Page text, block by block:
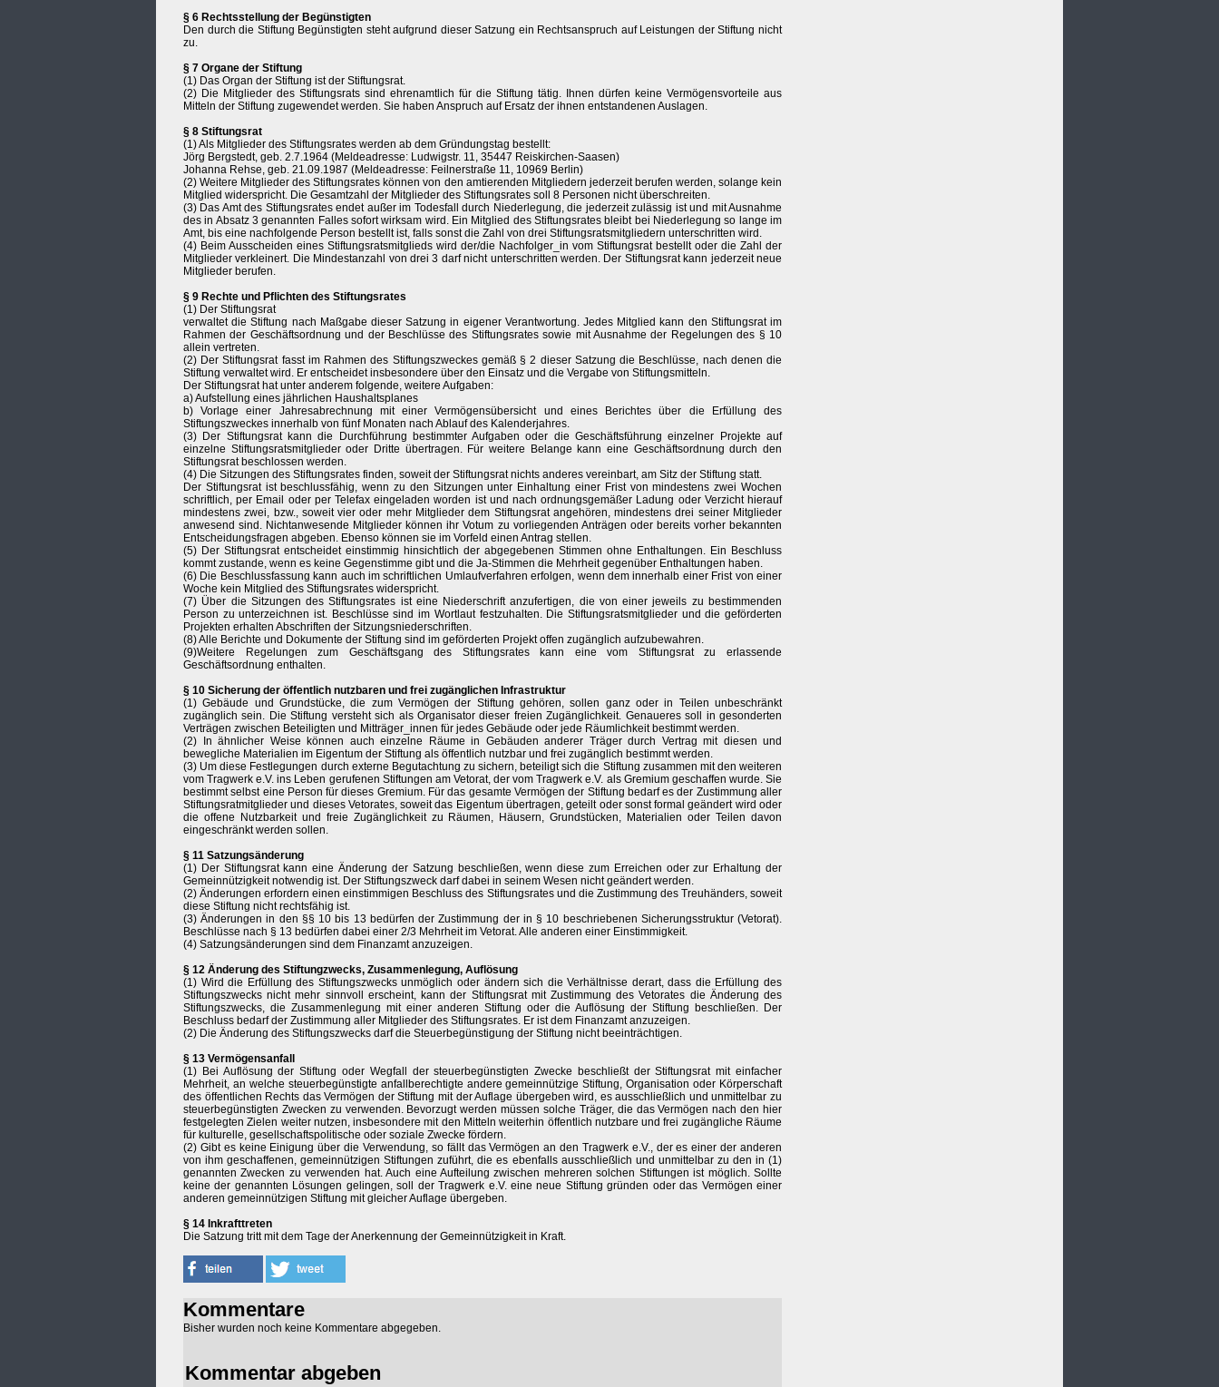
§ 6 Rechtsstellung der Begünstigten
Den durch die Stiftung Begünstigten steht aufgrund dieser Satzung ein Rechtsanspruch auf Leistungen der Stiftung nicht
zu.
§ 7 Organe der Stiftung
(1) Das Organ der Stiftung ist der Stiftungsrat.
(2) Die Mitglieder des Stiftungsrats sind ehrenamtlich für die Stiftung tätig. Ihnen dürfen keine Vermögensvorteile aus
Mitteln der Stiftung zugewendet werden. Sie haben Anspruch auf Ersatz der ihnen entstandenen Auslagen.
§ 8 Stiftungsrat
(1) Als Mitglieder des Stiftungsrates werden ab dem Gründungstag bestellt:
Jörg Bergstedt, geb. 2.7.1964 (Meldeadresse: Ludwigstr. 11, 35447 Reiskirchen-Saasen)
Johanna Rehse, geb. 21.09.1987 (Meldeadresse: Feilnerstraße 11, 10969 Berlin)
(2) Weitere Mitglieder des Stiftungsrates können von den amtierenden Mitgliedern jederzeit berufen werden, solange kein
Mitglied widerspricht. Die Gesamtzahl der Mitglieder des Stiftungsrates soll 8 Personen nicht überschreiten.
(3) Das Amt des Stiftungsrates endet außer im Todesfall durch Niederlegung, die jederzeit zulässig ist und mit Ausnahme
des in Absatz 3 genannten Falles sofort wirksam wird. Ein Mitglied des Stiftungsrates bleibt bei Niederlegung so lange im
Amt, bis eine nachfolgende Person bestellt ist, falls sonst die Zahl von drei Stiftungsratsmitgliedern unterschritten wird.
(4) Beim Ausscheiden eines Stiftungsratsmitglieds wird der/die Nachfolger_in vom Stiftungsrat bestellt oder die Zahl der
Mitglieder verkleinert. Die Mindestanzahl von drei 3 darf nicht unterschritten werden. Der Stiftungsrat kann jederzeit neue
Mitglieder berufen.
§ 9 Rechte und Pflichten des Stiftungsrates
(1) Der Stiftungsrat
verwaltet die Stiftung nach Maßgabe dieser Satzung in eigener Verantwortung. Jedes Mitglied kann den Stiftungsrat im
Rahmen der Geschäftsordnung und der Beschlüsse des Stiftungsrates sowie mit Ausnahme der Regelungen des § 10
allein vertreten.
(2) Der Stiftungsrat fasst im Rahmen des Stiftungszweckes gemäß § 2 dieser Satzung die Beschlüsse, nach denen die
Stiftung verwaltet wird. Er entscheidet insbesondere über den Einsatz und die Vergabe von Stiftungsmitteln.
Der Stiftungsrat hat unter anderem folgende, weitere Aufgaben:
a) Aufstellung eines jährlichen Haushaltsplanes
b) Vorlage einer Jahresabrechnung mit einer Vermögensübersicht und eines Berichtes über die Erfüllung des
Stiftungszweckes innerhalb von fünf Monaten nach Ablauf des Kalenderjahres.
(3) Der Stiftungsrat kann die Durchführung bestimmter Aufgaben oder die Geschäftsführung einzelner Projekte auf
einzelne Stiftungsratsmitglieder oder Dritte übertragen. Für weitere Belange kann eine Geschäftsordnung durch den
Stiftungsrat beschlossen werden.
(4) Die Sitzungen des Stiftungsrates finden, soweit der Stiftungsrat nichts anderes vereinbart, am Sitz der Stiftung statt.
Der Stiftungsrat ist beschlussfähig, wenn zu den Sitzungen unter Einhaltung einer Frist von mindestens zwei Wochen
schriftlich, per Email oder per Telefax eingeladen worden ist und nach ordnungsgemäßer Ladung oder Verzicht hierauf
mindestens zwei, bzw., soweit vier oder mehr Mitglieder dem Stiftungsrat angehören, mindestens drei seiner Mitglieder
anwesend sind. Nichtanwesende Mitglieder können ihr Votum zu vorliegenden Anträgen oder bereits vorher bekannten
Entscheidungsfragen abgeben. Ebenso können sie im Vorfeld einen Antrag stellen.
(5) Der Stiftungsrat entscheidet einstimmig hinsichtlich der abgegebenen Stimmen ohne Enthaltungen. Ein Beschluss
kommt zustande, wenn es keine Gegenstimme gibt und die Ja-Stimmen die Mehrheit gegenüber Enthaltungen haben.
(6) Die Beschlussfassung kann auch im schriftlichen Umlaufverfahren erfolgen, wenn dem innerhalb einer Frist von einer
Woche kein Mitglied des Stiftungsrates widerspricht.
(7) Über die Sitzungen des Stiftungsrates ist eine Niederschrift anzufertigen, die von einer jeweils zu bestimmenden
Person zu unterzeichnen ist. Beschlüsse sind im Wortlaut festzuhalten. Die Stiftungsratsmitglieder und die geförderten
Projekten erhalten Abschriften der Sitzungsniederschriften.
(8) Alle Berichte und Dokumente der Stiftung sind im geförderten Projekt offen zugänglich aufzubewahren.
(9)Weitere Regelungen zum Geschäftsgang des Stiftungsrates kann eine vom Stiftungsrat zu erlassende
Geschäftsordnung enthalten.
§ 10 Sicherung der öffentlich nutzbaren und frei zugänglichen Infrastruktur
(1) Gebäude und Grundstücke, die zum Vermögen der Stiftung gehören, sollen ganz oder in Teilen unbeschränkt
zugänglich sein. Die Stiftung versteht sich als Organisator dieser freien Zugänglichkeit. Genaueres soll in gesonderten
Verträgen zwischen Beteiligten und Mitträger_innen für jedes Gebäude oder jede Räumlichkeit bestimmt werden.
(2) In ähnlicher Weise können auch einzelne Räume in Gebäuden anderer Träger durch Vertrag mit diesen und
bewegliche Materialien im Eigentum der Stiftung als öffentlich nutzbar und frei zugänglich bestimmt werden.
(3) Um diese Festlegungen durch externe Begutachtung zu sichern, beteiligt sich die Stiftung zusammen mit den weiteren
vom Tragwerk e.V. ins Leben gerufenen Stiftungen am Vetorat, der vom Tragwerk e.V. als Gremium geschaffen wurde. Sie
bestimmt selbst eine Person für dieses Gremium. Für das gesamte Vermögen der Stiftung bedarf es der Zustimmung aller
Stiftungsratmitglieder und dieses Vetorates, soweit das Eigentum übertragen, geteilt oder sonst formal geändert wird oder
die offene Nutzbarkeit und freie Zugänglichkeit zu Räumen, Häusern, Grundstücken, Materialien oder Teilen davon
eingeschränkt werden sollen.
§ 11 Satzungsänderung
(1) Der Stiftungsrat kann eine Änderung der Satzung beschließen, wenn diese zum Erreichen oder zur Erhaltung der
Gemeinnützigkeit notwendig ist. Der Stiftungszweck darf dabei in seinem Wesen nicht geändert werden.
(2) Änderungen erfordern einen einstimmigen Beschluss des Stiftungsrates und die Zustimmung des Treuhänders, soweit
diese Stiftung nicht rechtsfähig ist.
(3) Änderungen in den §§ 10 bis 13 bedürfen der Zustimmung der in § 10 beschriebenen Sicherungsstruktur (Vetorat).
Beschlüsse nach § 13 bedürfen dabei einer 2/3 Mehrheit im Vetorat. Alle anderen einer Einstimmigkeit.
(4) Satzungsänderungen sind dem Finanzamt anzuzeigen.
§ 12 Änderung des Stiftungzwecks, Zusammenlegung, Auflösung
(1) Wird die Erfüllung des Stiftungszwecks unmöglich oder ändern sich die Verhältnisse derart, dass die Erfüllung des
Stiftungszwecks nicht mehr sinnvoll erscheint, kann der Stiftungsrat mit Zustimmung des Vetorates die Änderung des
Stiftungszwecks, die Zusammenlegung mit einer anderen Stiftung oder die Auflösung der Stiftung beschließen. Der
Beschluss bedarf der Zustimmung aller Mitglieder des Stiftungsrates. Er ist dem Finanzamt anzuzeigen.
(2) Die Änderung des Stiftungszwecks darf die Steuerbegünstigung der Stiftung nicht beeinträchtigen.
§ 13 Vermögensanfall
(1) Bei Auflösung der Stiftung oder Wegfall der steuerbegünstigten Zwecke beschließt der Stiftungsrat mit einfacher
Mehrheit, an welche steuerbegünstigte anfallberechtigte andere gemeinnützige Stiftung, Organisation oder Körperschaft
des öffentlichen Rechts das Vermögen der Stiftung mit der Auflage übergeben wird, es ausschließlich und unmittelbar zu
steuerbegünstigten Zwecken zu verwenden. Bevorzugt werden müssen solche Träger, die das Vermögen nach den hier
festgelegten Zielen weiter nutzen, insbesondere mit den Mitteln weiterhin öffentlich nutzbare und frei zugängliche Räume
für kulturelle, gesellschaftspolitische oder soziale Zwecke fördern.
(2) Gibt es keine Einigung über die Verwendung, so fällt das Vermögen an den Tragwerk e.V., der es einer der anderen
von ihm geschaffenen, gemeinnützigen Stiftungen zuführt, die es ebenfalls ausschließlich und unmittelbar zu den in (1)
genannten Zwecken zu verwenden hat. Auch eine Aufteilung zwischen mehreren solchen Stiftungen ist möglich. Sollte
keine der genannten Lösungen gelingen, soll der Tragwerk e.V. eine neue Stiftung gründen oder das Vermögen einer
anderen gemeinnützigen Stiftung mit gleicher Auflage übergeben.
§ 14 Inkrafttreten
Die Satzung tritt mit dem Tage der Anerkennung der Gemeinnützigkeit in Kraft.
Kommentare
Bisher wurden noch keine Kommentare abgegeben.
Kommentar abgeben